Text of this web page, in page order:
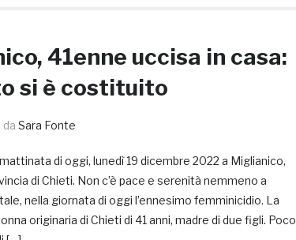
41enne uccisa in casa:
si è costituito
da Sara Fonte
di oggi, lunedì 19 dicembre 2022 a Miglianico,
di Chieti. Non c’è pace e serenità nemmeno a
nella giornata di oggi l’ennesimo femminicidio. La
originaria di Chieti di 41 anni, madre di due figli. Poco